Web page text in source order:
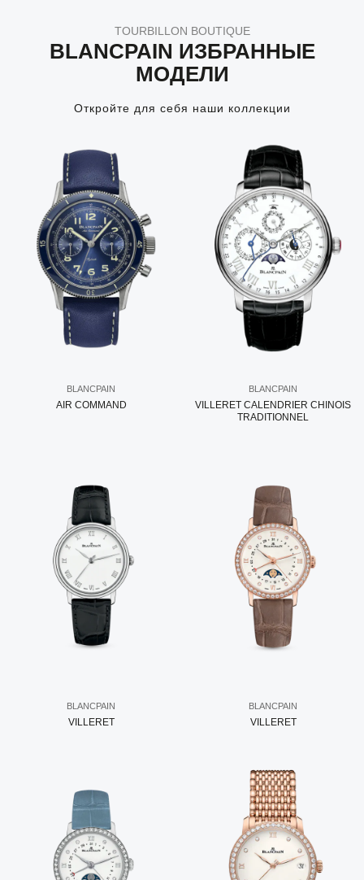
TOURBILLON BOUTIQUE
BLANCPAIN ИЗБРАННЫЕ
МОДЕЛИ
Откройте для себя наши коллекции
BLANCPAIN
AIR COMMAND
BLANCPAIN
VILLERET CALENDRIER CHINOIS
TRADITIONNEL
BLANCPAIN
VILLERET
BLANCPAIN
VILLERET